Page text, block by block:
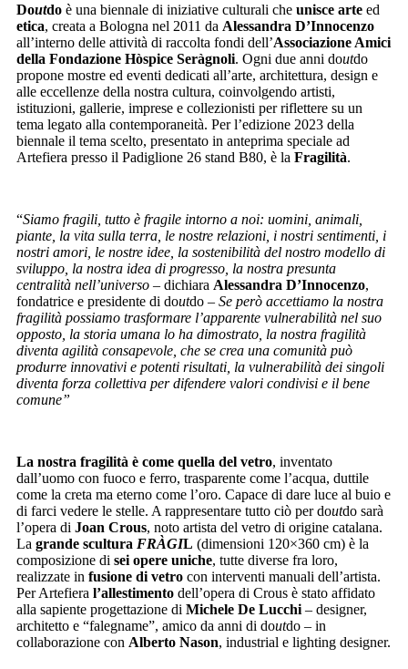
Doutdo è una biennale di iniziative culturali che unisce arte ed
etica, creata a Bologna nel 2011 da Alessandra D’Innocenzo
all’interno delle attività di raccolta fondi dell’Associazione Amici
della Fondazione Hòspice Seràgnoli. Ogni due anni doutdo
propone mostre ed eventi dedicati all’arte, architettura, design e
alle eccellenze della nostra cultura, coinvolgendo artisti,
istituzioni, gallerie, imprese e collezionisti per riflettere su un
tema legato alla contemporaneità. Per l’edizione 2023 della
biennale il tema scelto, presentato in anteprima speciale ad
Artefiera presso il Padiglione 26 stand B80, è la Fragilità.
“Siamo fragili, tutto è fragile intorno a noi: uomini, animali,
piante, la vita sulla terra, le nostre relazioni, i nostri sentimenti, i
nostri amori, le nostre idee, la sostenibilità del nostro modello di
sviluppo, la nostra idea di progresso, la nostra presunta
centralità nell’universo – dichiara Alessandra D’Innocenzo,
fondatrice e presidente di doutdo – Se però accettiamo la nostra
fragilità possiamo trasformare l’apparente vulnerabilità nel suo
opposto, la storia umana lo ha dimostrato, la nostra fragilità
diventa agilità consapevole, che se crea una comunità può
produrre innovativi e potenti risultati, la vulnerabilità dei singoli
diventa forza collettiva per difendere valori condivisi e il bene
comune”
La nostra fragilità è come quella del vetro, inventato
dall’uomo con fuoco e ferro, trasparente come l’acqua, duttile
come la creta ma eterno come l’oro. Capace di dare luce al buio e
di farci vedere le stelle. A rappresentare tutto ciò per doutdo sarà
l’opera di Joan Crous, noto artista del vetro di origine catalana.
La grande scultura FRÀGIL (dimensioni 120×360 cm) è la
composizione di sei opere uniche, tutte diverse fra loro,
realizzate in fusione di vetro con interventi manuali dell’artista.
Per Artefiera l’allestimento dell’opera di Crous è stato affidato
alla sapiente progettazione di Michele De Lucchi – designer,
architetto e “falegname”, amico da anni di doutdo – in
collaborazione con Alberto Nason, industrial e lighting designer.